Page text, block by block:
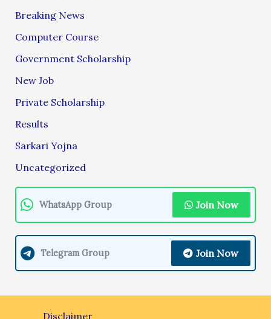
Breaking News
Computer Course
Government Scholarship
New Job
Private Scholarship
Results
Sarkari Yojna
Uncategorized
WhatsApp Group Join Now
Telegram Group Join Now
Disclaimer